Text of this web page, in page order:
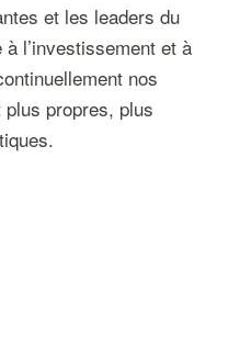
et les leaders du
l’investissement et à
nos
plus propres, plus